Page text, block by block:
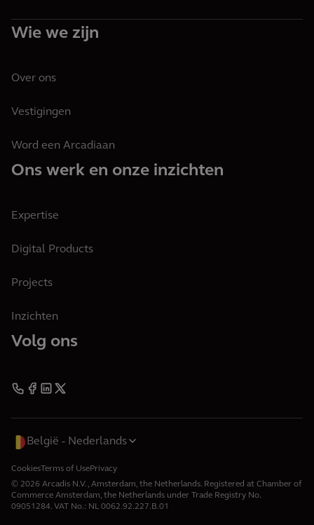
Wie we zijn
Over ons
Vestigingen
Word een Arcadiaan
Ons werk en onze inzichten
Expertise
Digital Products
Projects
Inzichten
Volg ons
© 2026 Arcadis N.V., Amsterdam, the Netherlands. Registered at Chamber of
Commerce Amsterdam, the Netherlands under Trade Registry No.
09051284. VAT No.: NL 0062.92.227.B.01
CookiesTerms of UsePrivacy
België Nederlands